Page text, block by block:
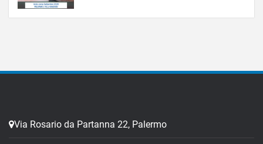
Via Rosario da Partanna 22, Palermo